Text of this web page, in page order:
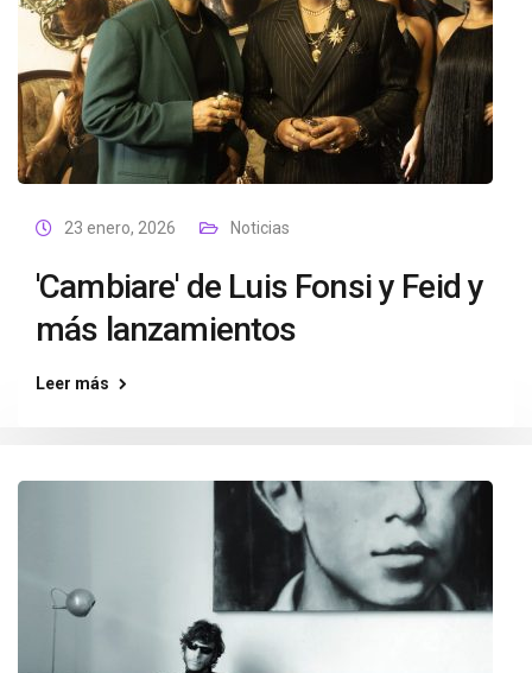
23 enero, 2026 Noticias
'Cambiare' de Luis Fonsi y Feid y
más lanzamientos
Leer más